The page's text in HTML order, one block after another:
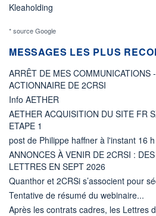
Kleaholding
* source Google
MESSAGES LES PLUS
ARRÊT DE MES COMMUNICATIONS
ACTIONNAIRE DE 2CRSI
Info AETHER
AETHER ACQUISITION DU SITE FR
ETAPE 1
post de Philippe haffner à l'instant 16
ANNONCES À VENIR DE 2CRSI :
LETTRES EN SEPT 2026
Quanthor et 2CRSi s’associent pour
Tentative de résumé du webinaire...
Après les contrats cadres, les Lettres